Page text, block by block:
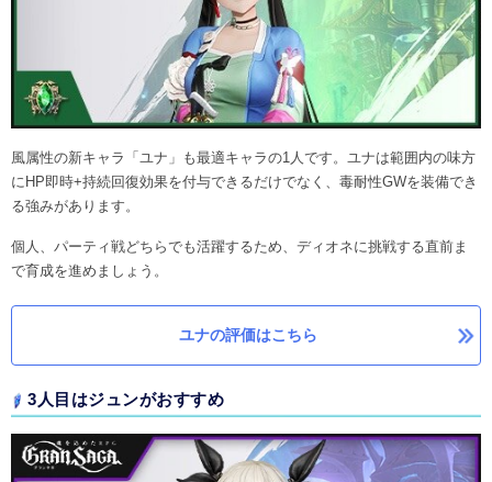
風属性の新キャラ「ユナ」も最適キャラの1人です。ユナは範囲内の味方
にHP即時+持続回復効果を付与できるだけでなく、毒耐性GWを装備でき
る強みがあります。
個人、パーティ戦どちらでも活躍するため、ディオネに挑戦する直前ま
で育成を進めましょう。
ユナの評価はこちら
3人目はジュンがおすすめ